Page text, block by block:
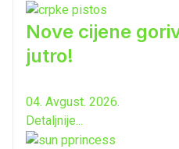
Nove cijene
jutro!
04. Avgust. 2026.
Detaljnije...